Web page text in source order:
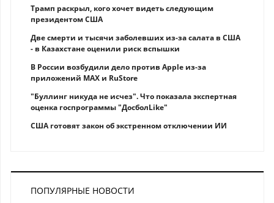
Трамп раскрыл, кого хочет видеть следующим
президентом США
Две смерти и тысячи заболевших из-за салата в США
- в Казахстане оценили риск вспышки
В России возбудили дело против Apple из-за
приложений MAX и RuStore
"Буллинг никуда не исчез". Что показала экспертная
оценка госпрограммы "ДосболLike"
США готовят закон об экстренном отключении ИИ
ПОПУЛЯРНЫЕ НОВОСТИ